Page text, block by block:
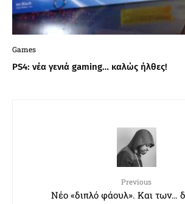
Games
PS4: νέα γενιά gaming… καλώς ήλθες!
Previous
Νέο «διπλό φάουλ». Και των…